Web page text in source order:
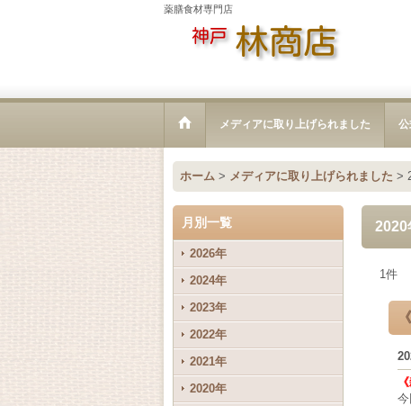
薬膳食材専門店
メディアに取り上げられました
ホーム > メディアに取り上げられました >
月別一覧
2026年
2024年
2023年
2022年
2021年
2020年
2020
1件